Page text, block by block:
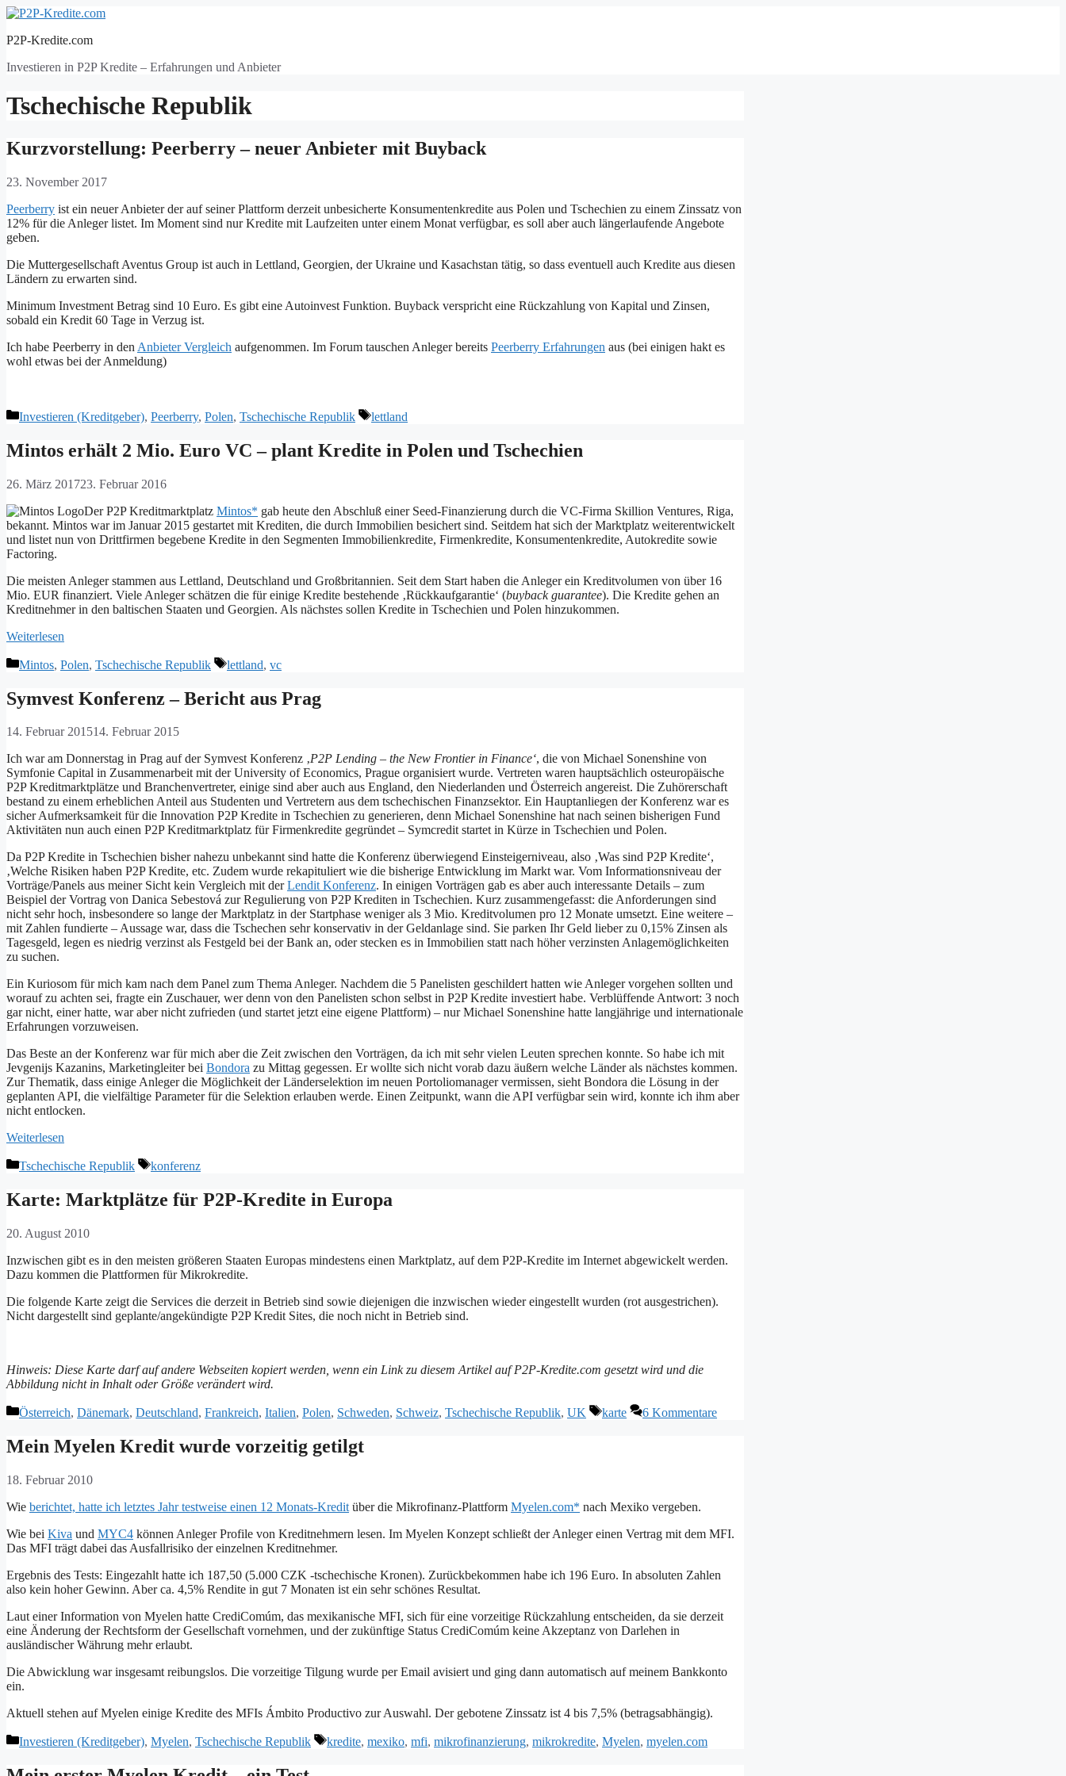
Zum
springen
P2P-Kredite.com
Investieren in P2P Kredite – Erfahrungen und Anbieter
Tschechische Republik
Kurzvorstellung: Peerberry – neuer Anbieter mit Buyback
23. November 2017
Peerberry ist ein neuer Anbieter der auf seiner Plattform derzeit unbesicherte Konsumentenkredite aus Polen und Tschechien zu einem Zinssatz von
12% für die Anleger listet. Im Moment sind nur Kredite mit Laufzeiten unter einem Monat verfügbar, es soll aber auch längerlaufende Angebote
geben.
Die Muttergesellschaft Aventus Group ist auch in Lettland, Georgien, der Ukraine und Kasachstan tätig, so dass eventuell auch Kredite aus diesen
Ländern zu erwarten sind.
Minimum Investment Betrag sind 10 Euro. Es gibt eine Autoinvest Funktion. Buyback verspricht eine Rückzahlung von Kapital und Zinsen,
sobald ein Kredit 60 Tage in Verzug ist.
Ich habe Peerberry in den Anbieter Vergleich aufgenommen. Im Forum tauschen Anleger bereits Peerberry Erfahrungen aus (bei einigen hakt es
wohl etwas bei der Anmeldung)
Kategorien
Investieren (Kreditgeber), Peerberry, Polen, Tschechische Republik Schlagwörter
lettland
Mintos erhält 2 Mio. Euro VC – plant Kredite in Polen und Tschechien
26. März 201723. Februar 2016
Der P2P Kreditmarktplatz Mintos* gab heute den Abschluß einer Seed-Finanzierung durch die VC-Firma Skillion Ventures, Riga,
bekannt. Mintos war im Januar 2015 gestartet mit Krediten, die durch Immobilien besichert sind. Seitdem hat sich der Marktplatz weiterentwickelt
und listet nun von Drittfirmen begebene Kredite in den Segmenten Immobilienkredite, Firmenkredite, Konsumentenkredite, Autokredite sowie
Factoring.
Die meisten Anleger stammen aus Lettland, Deutschland und Großbritannien. Seit dem Start haben die Anleger ein Kreditvolumen von über 16
Mio. EUR finanziert. Viele Anleger schätzen die für einige Kredite bestehende ‚Rückkaufgarantie‘ (buyback guarantee). Die Kredite gehen an
Kreditnehmer in den baltischen Staaten und Georgien. Als nächstes sollen Kredite in Tschechien und Polen hinzukommen.
Weiterlesen
Kategorien
Mintos, Polen, Tschechische Republik Schlagwörter
lettland, vc
Symvest Konferenz – Bericht aus Prag
14. Februar 201514. Februar 2015
Ich war am Donnerstag in Prag auf der Symvest Konferenz ‚P2P Lending – the New Frontier in Finance‘, die von Michael Sonenshine von
Symfonie Capital in Zusammenarbeit mit der University of Economics, Prague organisiert wurde. Vertreten waren hauptsächlich osteuropäische
P2P Kreditmarktplätze und Branchenvertreter, einige sind aber auch aus England, den Niederlanden und Österreich angereist. Die Zuhörerschaft
bestand zu einem erheblichen Anteil aus Studenten und Vertretern aus dem tschechischen Finanzsektor. Ein Hauptanliegen der Konferenz war es
sicher Aufmerksamkeit für die Innovation P2P Kredite in Tschechien zu generieren, denn Michael Sonenshine hat nach seinen bisherigen Fund
Aktivitäten nun auch einen P2P Kreditmarktplatz für Firmenkredite gegründet – Symcredit startet in Kürze in Tschechien und Polen.
Da P2P Kredite in Tschechien bisher nahezu unbekannt sind hatte die Konferenz überwiegend Einsteigerniveau, also ‚Was sind P2P Kredite‘,
‚Welche Risiken haben P2P Kredite, etc. Zudem wurde rekapituliert wie die bisherige Entwicklung im Markt war. Vom Informationsniveau der
Vorträge/Panels aus meiner Sicht kein Vergleich mit derLendit Konferenz. In einigen Vorträgen gab es aber auch interessante Details – zum
Beispiel der Vortrag von Danica Sebestová zur Regulierung von P2P Krediten in Tschechien. Kurz zusammengefasst: die Anforderungen sind
nicht sehr hoch, insbesondere so lange der Marktplatz in der Startphase weniger als 3 Mio. Kreditvolumen pro 12 Monate umsetzt. Eine weitere –
mit Zahlen fundierte – Aussage war, dass die Tschechen sehr konservativ in der Geldanlage sind. Sie parken Ihr Geld lieber zu 0,15% Zinsen als
Tagesgeld, legen es niedrig verzinst als Festgeld bei der Bank an, oder stecken es in Immobilien statt nach höher verzinsten Anlagemöglichkeiten
zu suchen.
Ein Kuriosom für mich kam nach dem Panel zum Thema Anleger. Nachdem die 5 Panelisten geschildert hatten wie Anleger vorgehen sollten und
worauf zu achten sei, fragte ein Zuschauer, wer denn von den Panelisten schon selbst in P2P Kredite investiert habe. Verblüffende Antwort: 3 noch
gar nicht, einer hatte, war aber nicht zufrieden (und startet jetzt eine eigene Plattform) – nur Michael Sonenshine hatte langjährige und internationale
Erfahrungen vorzuweisen.
Das Beste an der Konferenz war für mich aber die Zeit zwischen den Vorträgen, da ich mit sehr vielen Leuten sprechen konnte. So habe ich mit
Jevgenijs Kazanins, Marketingleiter bei Bondora zu Mittag gegessen. Er wollte sich nicht vorab dazu äußern welche Länder als nächstes kommen.
Zur Thematik, dass einige Anleger die Möglichkeit der Länderselektion im neuen Portoliomanager vermissen, sieht Bondora die Lösung in der
geplanten API, die vielfältige Parameter für die Selektion erlauben werde. Einen Zeitpunkt, wann die API verfügbar sein wird, konnte ich ihm aber
nicht entlocken.
Weiterlesen
Kategorien
Tschechische Republik Schlagwörter
konferenz
Karte: Marktplätze für P2P-Kredite in Europa
20. August 2010
Inzwischen gibt es in den meisten größeren Staaten Europas mindestens einen Marktplatz, auf dem P2P-Kredite im Internet abgewickelt werden.
Dazu kommen die Plattformen für Mikrokredite.
Die folgende Karte zeigt die Services die derzeit in Betrieb sind sowie diejenigen die inzwischen wieder eingestellt wurden (rot ausgestrichen).
Nicht dargestellt sind geplante/angekündigte P2P Kredit Sites, die noch nicht in Betrieb sind.
Hinweis: Diese Karte darf auf andere Webseiten kopiert werden, wenn ein Link zu diesem Artikel auf P2P-Kredite.com gesetzt wird und die
Abbildung nicht in Inhalt oder Größe verändert wird.
Kategorien
Österreich, Dänemark, Deutschland, Frankreich, Italien, Polen, Schweden, Schweiz, Tschechische Republik, UK Schlagwörter
karte 6 Kommentare
Mein Myelen Kredit wurde vorzeitig getilgt
18. Februar 2010
Wie berichtet, hatte ich letztes Jahr testweise einen 12 Monats-Kredit über die Mikrofinanz-Plattform Myelen.com* nach Mexiko vergeben.
Wie bei Kiva und MYC4 können Anleger Profile von Kreditnehmern lesen. Im Myelen Konzept schließt der Anleger einen Vertrag mit dem MFI.
Das MFI trägt dabei das Ausfallrisiko der einzelnen Kreditnehmer.
Ergebnis des Tests: Eingezahlt hatte ich 187,50 (5.000 CZK -tschechische Kronen). Zurückbekommen habe ich 196 Euro. In absoluten Zahlen
also kein hoher Gewinn. Aber ca. 4,5% Rendite in gut 7 Monaten ist ein sehr schönes Resultat.
Laut einer Information von Myelen hatte CrediComúm, das mexikanische MFI, sich für eine vorzeitige Rückzahlung entscheiden, da sie derzeit
eine Änderung der Rechtsform der Gesellschaft vornehmen, und der zukünftige Status CrediComúm keine Akzeptanz von Darlehen in
ausländischer Währung mehr erlaubt.
Die Abwicklung war insgesamt reibungslos. Die vorzeitige Tilgung wurde per Email avisiert und ging dann automatisch auf meinem Bankkonto
ein.
Aktuell stehen auf Myelen einige Kredite des MFIs Ámbito Productivo zur Auswahl. Der gebotene Zinssatz ist 4 bis 7,5% (betragsabhängig).
Kategorien
Investieren (Kreditgeber), Myelen, Tschechische Republik Schlagwörter
kredite, mexiko, mfi, mikrofinanzierung, mikrokredite, Myelen, myelen.com